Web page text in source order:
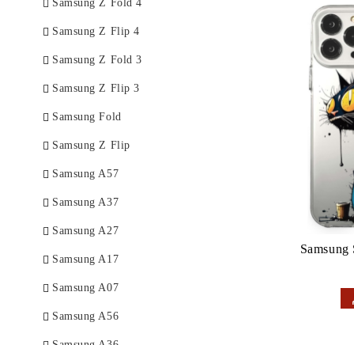
Samsung Z Fold 4
Samsung Z Flip 4
Samsung Z Fold 3
Samsung Z Flip 3
Samsung Fold
Samsung Z Flip
Samsung A57
Samsung A37
Samsung A27
Samsung A17
Samsung A07
Samsung A56